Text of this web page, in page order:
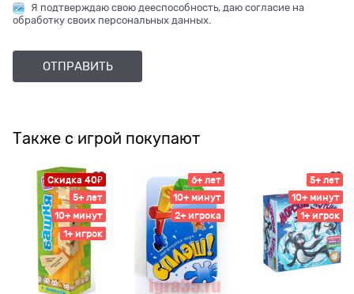
Я подтверждаю свою дееспособность, даю согласие на
обработку своих персональных данных.
Также с игрой покупают
Скидка 40₽
5+ лет
10+ минут
1+ игрок
6+ лет
10+ минут
2+ игрока
5+ лет
10+ минут
1+ игрок